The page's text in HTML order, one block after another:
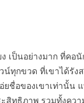
เป็นอย่างมาก ที่คอ
น์ทุกขวด ที่เขาได้
ยชื่อของเขาเท่านั้
สิทธิภาพ รวมทั้งคว